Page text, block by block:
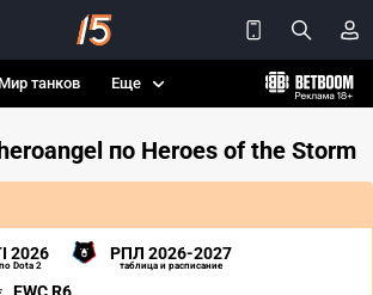
Мир танков Еще
по Heroes of the Storm
2026
по Dota 2
РПЛ 2026-2027
таблица и расписание